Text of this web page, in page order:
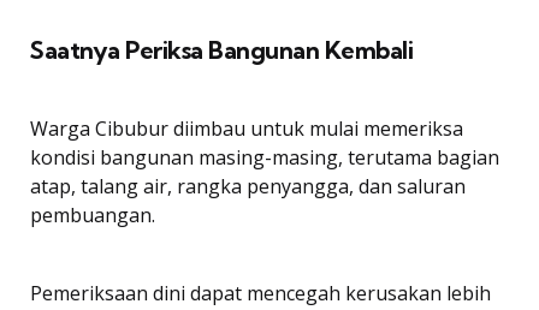
Saatnya Periksa Bangunan Kembali
Warga Cibubur diimbau untuk mulai memeriksa
kondisi bangunan masing-masing, terutama bagian
atap, talang air, rangka penyangga, dan saluran
pembuangan.
Pemeriksaan dini dapat mencegah kerusakan lebih